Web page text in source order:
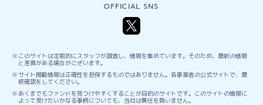
OFFICIAL SNS
このサイトは定期的にスタッフが調査し、情報を集めています。そのため、最新の情報
と差異がある場合がございます。
サイト掲載情報は正確性を担保するものではありません。各事業者の公式サイトで、最
終確認をしてください。
あくまでもファンドを見つけやすくすることが目的のサイトです。このサイトの情報に
よって受けたいかなる事柄についても、当社は責任を負いません。